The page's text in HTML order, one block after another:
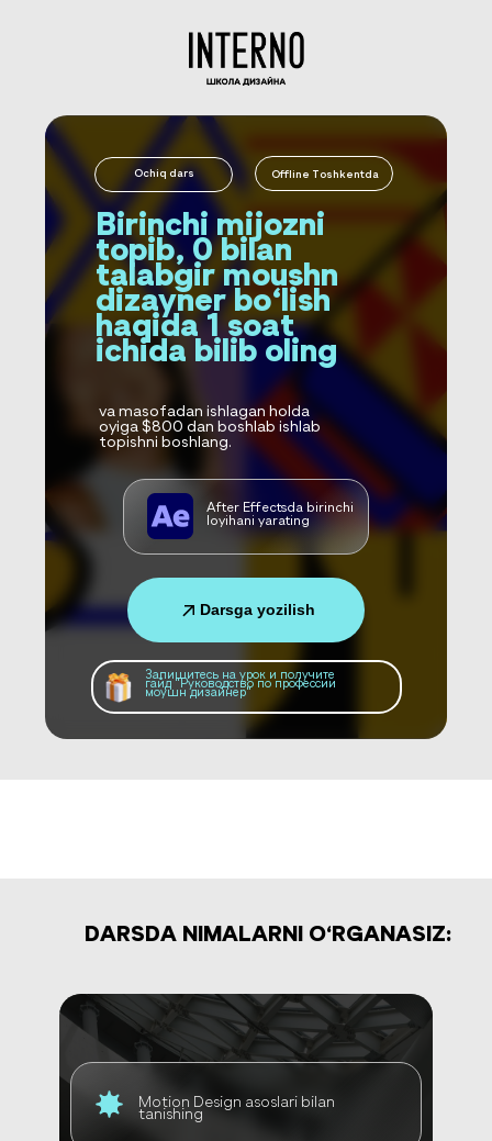
Birinchi mijozni
topib, 0 bilan
talabgir moushn
dizayner bo‘lish
haqida 1 soat
ichida bilib oling
Offline Toshkentda
Ochiq dars
va masofadan ishlagan holda
oyiga $800 dan boshlab ishlab
topishni boshlang.
Запишитесь на урок и получите
гайд "Руководство по профессии
моушн дизайнер"
After Effectsda birinchi
loyihani yarating
Darsga yozilish
DARSDA NIMALARNI O‘RGANASIZ:
Motion Design asoslari bilan
tanishing